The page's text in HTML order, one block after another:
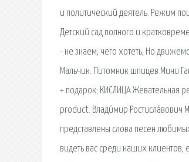
и политический деятель. Режим
Детский сад полного и
- не знаем, чего хотеть, Но
Мальчик. Питомник шпицев Мини
+ подарок; КИСЛИЦА Жевательная
product. Влади́мир Ростисла́вович
представлены слова песен
видеть вас среди наших клиентов,